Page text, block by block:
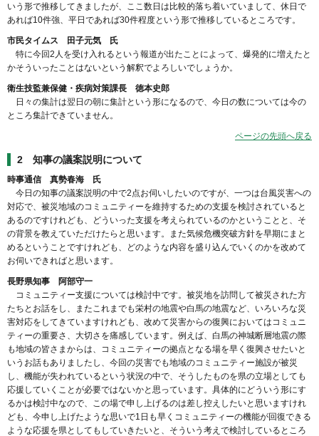
いう形で推移してきましたが、ここ数日は比較的落ち着いていまして、休日で
あれば10件強、平日であれば30件程度という形で推移しているところです。
市民タイムス 田子元気 氏
特に今回2人を受け入れるという報道が出たことによって、爆発的に増えたと
かそういったことはないという解釈でよろしいでしょうか。
衛生技監兼保健・疾病対策課長 徳本史郎
日々の集計は翌日の朝に集計という形になるので、今日の数については今の
ところ集計できていません。
ページの先頭へ戻る
2 知事の議案説明について
時事通信 真勢春海 氏
今日の知事の議案説明の中で2点お伺いしたいのですが、一つは台風災害への
対応で、被災地域のコミュニティーを維持するための支援を検討されていると
あるのですけれども、どういった支援を考えられているのかということと、そ
の背景を教えていただけたらと思います。また気候危機突破方針を早期にまと
めるということですけれども、どのような内容を盛り込んでいくのかを改めて
お伺いできればと思います。
長野県知事 阿部守一
コミュニティー支援については検討中です。被災地を訪問して被災された方
たちとお話をし、またこれまでも栄村の地震や白馬の地震など、いろいろな災
害対応をしてきていますけれども、改めて災害からの復興においてはコミュニ
ティーの重要さ、大切さを痛感しています。例えば、白馬の神城断層地震の際
も地域の皆さまからは、コミュニティーの拠点となる場を早く復興させたいと
いうお話もありましたし、今回の災害でも地域のコミュニティー施設が被災
し、機能が失われているという状況の中で、そうしたものを県の立場としても
応援していくことが必要ではないかと思っています。具体的にどういう形にす
るかは検討中なので、この場で申し上げるのは差し控えしたいと思いますけれ
ども、今申し上げたような思いで1日も早くコミュニティーの機能が回復できる
ような応援を県としてもしていきたいと、そういう考えで検討しているところ